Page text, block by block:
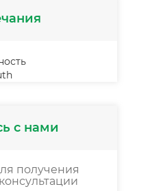
с нами
получения